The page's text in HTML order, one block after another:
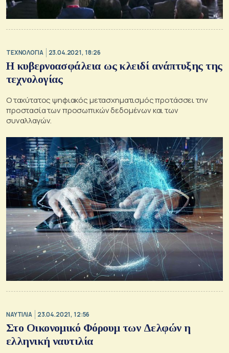
ΤΕΧΝΟΛΟΓΙΑ 23.04.2021, 18:26
H κυβερνοασφάλεια ως κλειδί ανάπτυξης της
τεχνολογίας
Ο ταχύτατος ψηφιακός μετασχηματισμός προτάσσει την
προστασία των προσωπικών δεδομένων και των
συναλλαγών.
ΝΑΥΤΙΛΙΑ 23.04.2021, 12:56
Στο Οικονομικό Φόρουμ των Δελφών η
ελληνική ναυτιλία